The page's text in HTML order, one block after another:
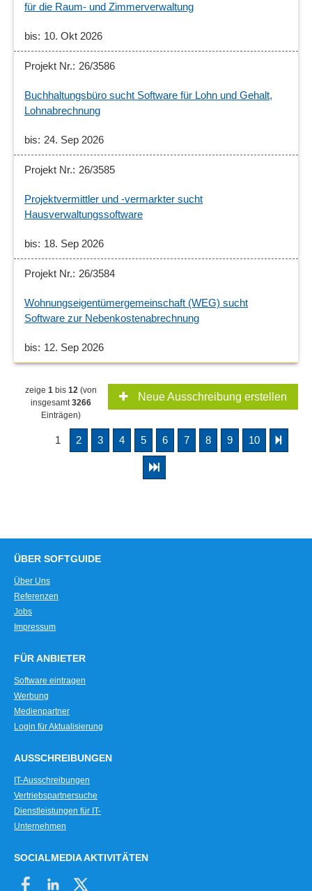
für die Raum- und Zimmerverwaltung
10. Okt 2026
26/3586
Buchhaltungsbüro sucht Software für Lohn und Gehalt,
Lohnabrechnung
24. Sep 2026
26/3585
Projektvermittler und -vermarkter sucht
Hausverwaltungssoftware
18. Sep 2026
26/3584
Wohnungseigentümergemeinschaft (WEG) sucht
Software zur Nebenkostenabrechnung
12. Sep 2026
Neue Ausschreibung erstellen
zeige 1 bis 12 (von
insgesamt3266
Einträgen)
1 2 3 4 5 6 7 8 9 10
ÜBER SOFTGUIDE
Über Uns
Referenzen
Jobs
Impressum
FÜR ANBIETER
Software eintragen
Werbung
Medienpartner
Login für Aktualisierung
AUSSCHREIBUNGEN
IT-Ausschreibungen
Vertriebspartnersuche
Dienstleistungen für IT-
Unternehmen
SOCIALMEDIA AKTIVITÄTEN